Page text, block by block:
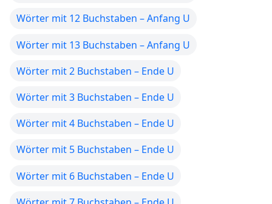
Wörter mit 12 Buchstaben – Anfang U
Wörter mit 13 Buchstaben – Anfang U
Wörter mit 2 Buchstaben – Ende U
Wörter mit 3 Buchstaben – Ende U
Wörter mit 4 Buchstaben – Ende U
Wörter mit 5 Buchstaben – Ende U
Wörter mit 6 Buchstaben – Ende U